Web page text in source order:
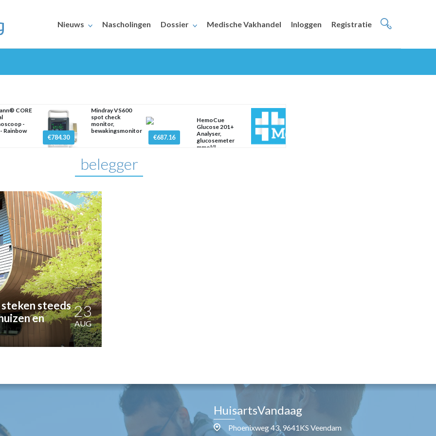
Nieuws Nascholingen Dossier Medische Vakhandel Inloggen Registratie
CORE
-
Rainbow
€784.30
Mindray VS600
spot check
monitor,
bewakingsmonitor
€687.16
HemoCue
Glucose 201+
Analyser,
glucosemeter
mmol/l
belegger
steeds
en
23
AUG
HuisartsVandaag
Phoenixweg 43, 9641KS Veendam